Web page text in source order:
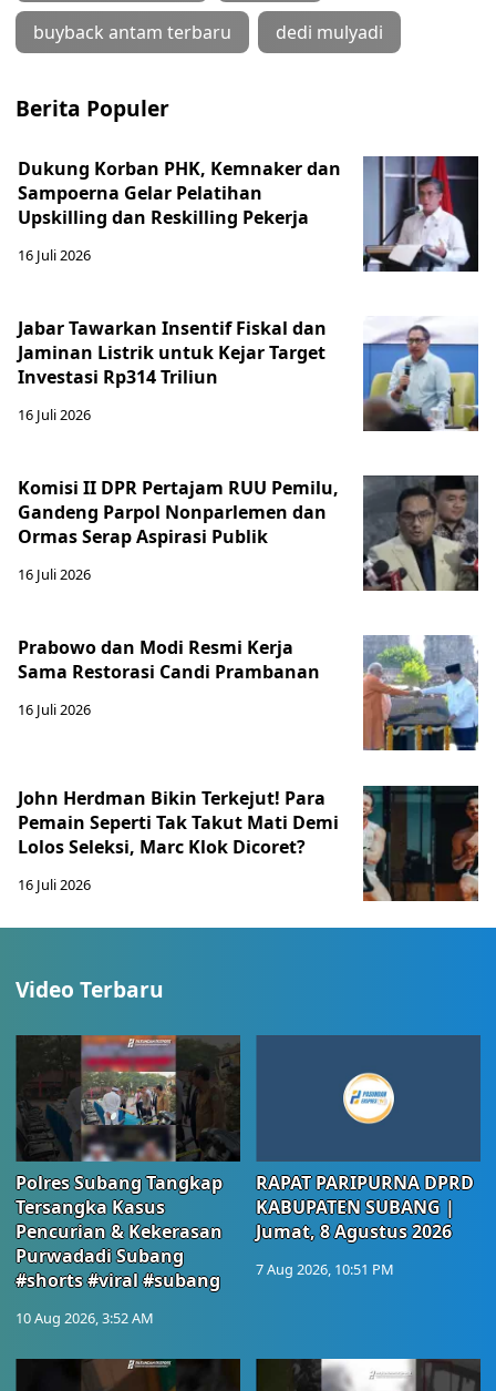
buyback antam terbaru dedi mulyadi
Berita Populer
Dukung Korban PHK, Kemnaker dan
Sampoerna Gelar Pelatihan
Upskilling dan Reskilling Pekerja
16 Juli 2026
Jabar Tawarkan Insentif Fiskal dan
Jaminan Listrik untuk Kejar Target
Investasi Rp314 Triliun
16 Juli 2026
Komisi II DPR Pertajam RUU Pemilu,
Gandeng Parpol Nonparlemen dan
Ormas Serap Aspirasi Publik
16 Juli 2026
Prabowo dan Modi Resmi Kerja
Sama Restorasi Candi Prambanan
16 Juli 2026
John Herdman Bikin Terkejut! Para
Pemain Seperti Tak Takut Mati Demi
Lolos Seleksi, Marc Klok Dicoret?
16 Juli 2026
Video Terbaru
Polres Subang Tangkap
Tersangka Kasus
Pencurian & Kekerasan
Purwadadi Subang
#shorts #viral #subang
10 Aug 2026, 3:52 AM
RAPAT PARIPURNA DPRD
KABUPATEN SUBANG |
Jumat, 8 Agustus 2026
7 Aug 2026, 10:51 PM